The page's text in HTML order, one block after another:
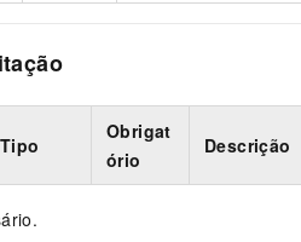
Tipo
Obrigat
ório
Descrição